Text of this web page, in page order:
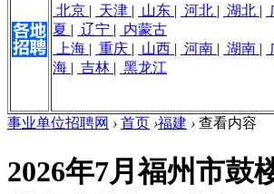
北京 | 天津 | 山东 | 河北 | 湖北 |
夏 | 辽宁 | 内蒙古
上海 | 重庆 | 山西 | 河南 | 湖南 |
海 | 吉林 | 黑龙江
事业单位招聘网 › 首页 ›福建 › 查看内容
2026年7月福州市鼓